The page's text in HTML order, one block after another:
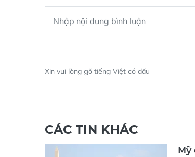
Xin vui lòng gõ tiếng Việt có dấu
CÁC TIN KHÁC
Mỹ